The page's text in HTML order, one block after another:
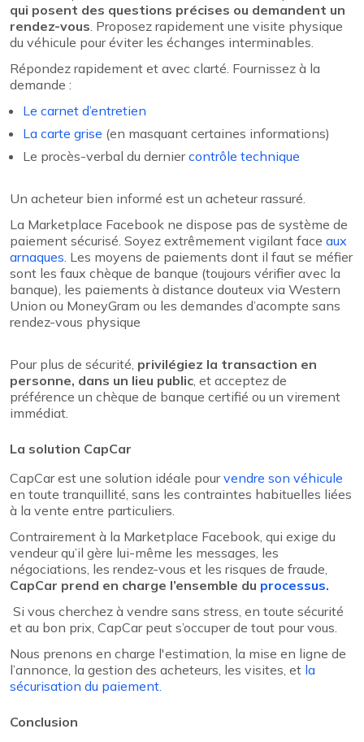
qui posent des questions précises ou demandent un
rendez-vous. Proposez rapidement une visite physique
du véhicule pour éviter les échanges interminables.
Répondez rapidement et avec clarté. Fournissez à la
demande :
Le carnet d’entretien
La carte grise (en masquant certaines informations)
Le procès-verbal du derniercontrôle technique
Un acheteur bien informé est un acheteur rassuré.
La Marketplace Facebook ne dispose pas de système de
paiement sécurisé. Soyez extrêmement vigilant face aux
arnaques. Les moyens de paiements dont il faut se méfier
sont les faux chèque de banque (toujours vérifier avec la
banque), les paiements à distance douteux via Western
Union ou MoneyGram ou les demandes d’acompte sans
rendez-vous physique
Pour plus de sécurité, privilégiez la transaction en
personne, dans un lieu public, et acceptez de
préférence un chèque de banque certifié ou un virement
immédiat.
La solution CapCar
CapCar est une solution idéale pourvendre son véhicule
en toute tranquillité, sans les contraintes habituelles liées
à la vente entre particuliers.
Contrairement à la Marketplace Facebook, qui exige du
vendeur qu’il gère lui-même les messages, les
négociations, les rendez-vous et les risques de fraude,
CapCar prend en charge l’ensemble du processus.
Si vous cherchez à vendre sans stress, en toute sécurité
et au bon prix, CapCar peut s’occuper de tout pour vous.
Nous prenons en charge l'estimation, la mise en ligne de
l’annonce, la gestion des acheteurs, les visites, et la
sécurisation du paiement.
Conclusion